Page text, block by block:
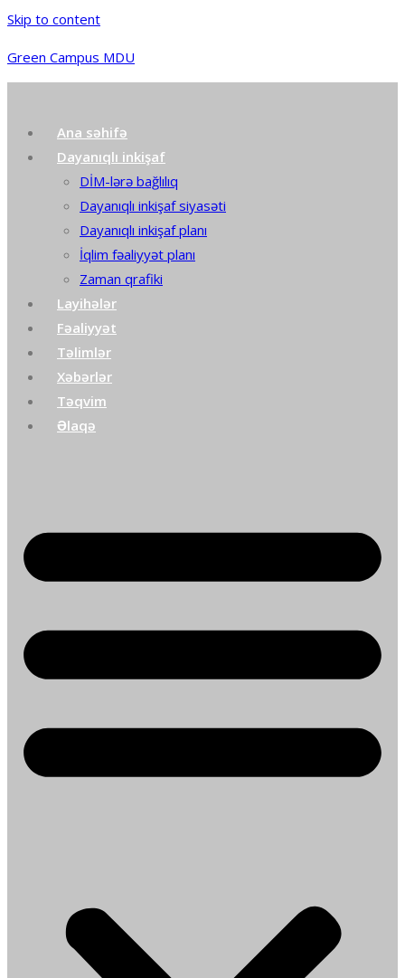
Skip to content
Green Campus MDU
Ana səhifə
Dayanıqlı inkişaf
DİM-lərə bağlılıq
Dayanıqlı inkişaf siyasəti
Dayanıqlı inkişaf planı
İqlim fəaliyyət planı
Zaman qrafiki
Layihələr
Fəaliyyət
Təlimlər
Xəbərlər
Təqvim
Əlaqə